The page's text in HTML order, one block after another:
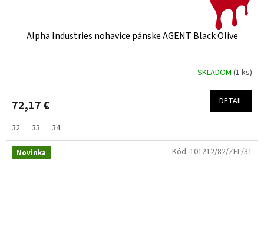
Alpha Industries nohavice pánske AGENT Black Olive
SKLADOM (1 ks)
72,17 € DETAIL
32 33 34
Novinka Kód: 101212/82/ZEL/31